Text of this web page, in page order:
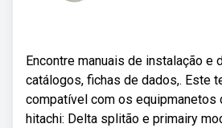
Encontre manuais de instalação e
catálogos, fichas de dados,. Este
compatível com os equipmanetos
hitachi: Delta splitão e primairy